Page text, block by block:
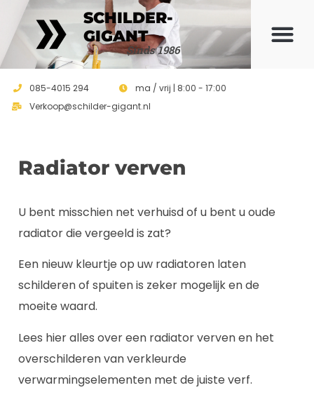
SCHILDER-
GIGANT
Sinds 1986
085-4015 294
ma / vrij | 8:00 - 17:00
Verkoop@schilder-gigant.nl
Radiator verven
U bent misschien net verhuisd of u bent u oude
radiator die vergeeld is zat?
Een nieuw kleurtje op uw radiatoren laten
schilderen of spuiten is zeker mogelijk en de
moeite waard.
Lees hier alles over een radiator verven en het
overschilderen van verkleurde
verwarmingselementen met de juiste verf.